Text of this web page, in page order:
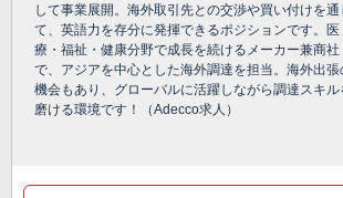
して事業展開。海外取引先との交渉や買い付けを通
て、英語力を存分に発揮できるポジションです。医
療・福祉・健康分野で成長を続けるメーカー兼商社
で、アジアを中心とした海外調達を担当。海外出張
機会もあり、グローバルに活躍しながら調達スキル
磨ける環境です！（Adecco求人）